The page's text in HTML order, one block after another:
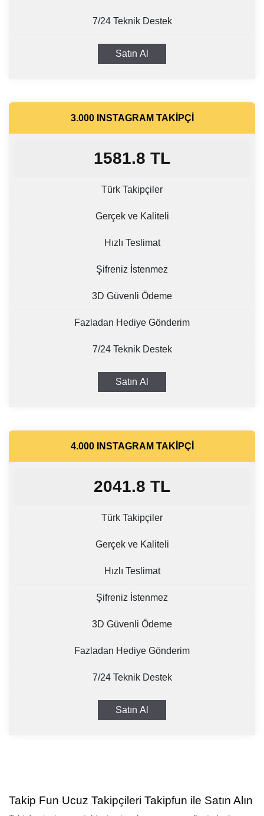
7/24 Teknik Destek
Satın Al
3.000 INSTAGRAM TAKIPÇI
1581.8 TL
Türk Takipçiler
Gerçek ve Kaliteli
Hızlı Teslimat
Şifreniz İstenmez
3D Güvenli Ödeme
Fazladan Hediye Gönderim
7/24 Teknik Destek
Satın Al
4.000 INSTAGRAM TAKIPÇI
2041.8 TL
Türk Takipçiler
Gerçek ve Kaliteli
Hızlı Teslimat
Şifreniz İstenmez
3D Güvenli Ödeme
Fazladan Hediye Gönderim
7/24 Teknik Destek
Satın Al
Takip Fun Ucuz Takipçileri Takipfun ile Satın Alın